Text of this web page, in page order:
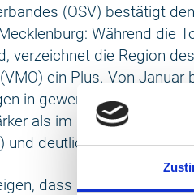
(OSV) bestätigt
Während die
verzeichnet die Region
ein Plus. Von
in gewerblichen
als im
und deutlich über dem
dass unsere Region